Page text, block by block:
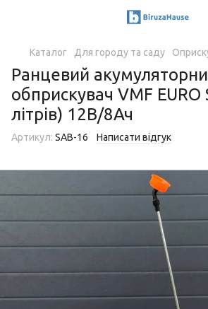
Каталог Для городу та саду
Ранцевий
обприскувач VMF EURO
літрів) 12В/8Ач
Артикул: SAB-16 Написати відгук